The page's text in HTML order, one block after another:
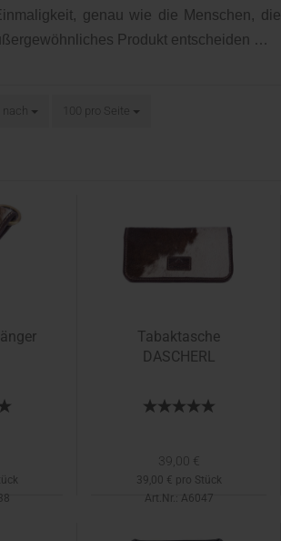
genau wie die Menschen, die
Produkt entscheiden …
nach 100 pro Seite
pro Seite
Tabaktasche
DASCHERL
39,00 €
39,00 € pro Stück
Art.Nr.: A6047